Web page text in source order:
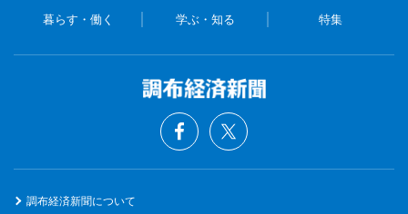
暮らす・働く 学ぶ・知る 特集
調布経済新聞について